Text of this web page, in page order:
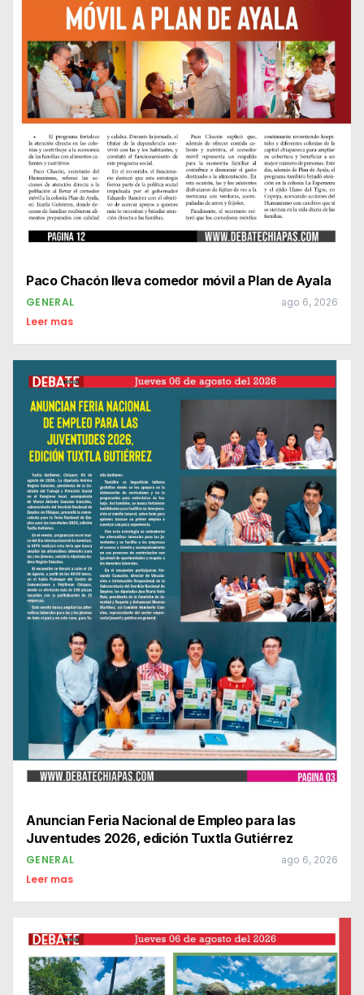
Paco Chacón lleva comedor móvil a Plan de Ayala
GENERAL ago 6, 2026
Leer mas
Anuncian Feria Nacional de Empleo para las
Juventudes 2026, edición Tuxtla Gutiérrez
GENERAL ago 6, 2026
Leer mas